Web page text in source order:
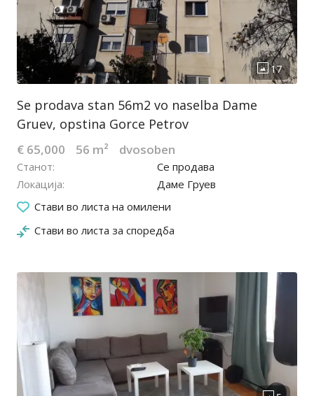
Se prodava stan 56m2 vo naselba Dame
Gruev, opstina Gorce Petrov
€ 65,000 56 m² dvosoben
Станот
Се продава
Локација
Даме Груев
Стави во листа на омилени
Стави во листа за споредба
25.12.2023